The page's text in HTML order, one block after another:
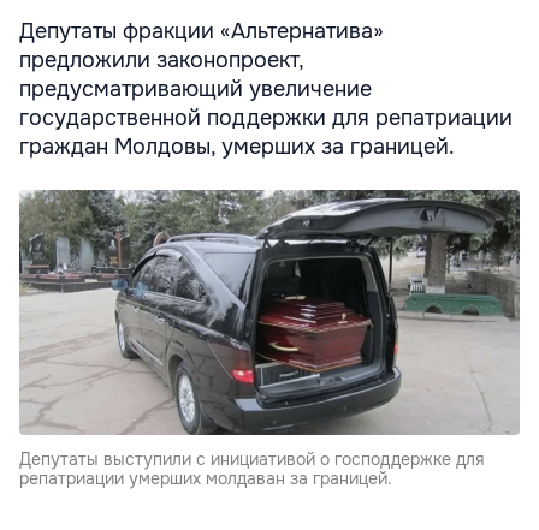
Депутаты фракции «Альтернатива»
предложили законопроект,
предусматривающий увеличение
государственной поддержки для репатриации
граждан Молдовы, умерших за границей.
Депутаты выступили с инициативой о господдержке для
репатриации умерших молдаван за границей.